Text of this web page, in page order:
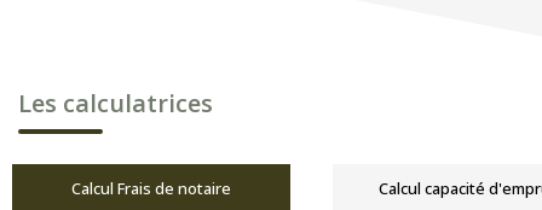
Les calculatrices
Calcul Frais de notaire Calcul capacité